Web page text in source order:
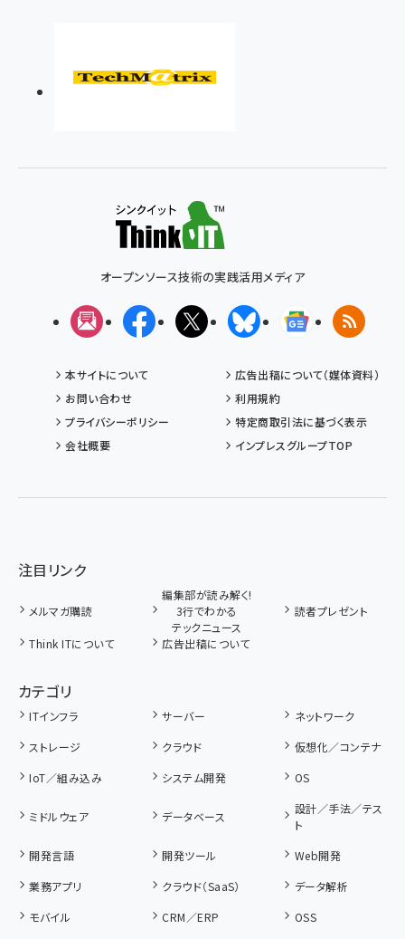
オープンソース技術の実践活用メディア
メルマガFacebookX(エックス)BlueskyGoogleニュ
RSS
本サイトについて
広告出稿について（媒体資料）
お問い合わせ
利用規約
プライバシーポリシー
特定商取引法に基づく表示
会社概要
インプレスグループTOP
注目リンク
メルマガ購読
編集部が読み解く!
3行でわかる
テックニュース
読者プレゼント
Think ITについて 広告出稿について
カテゴリ
ITインフラ サーバー
ネットワーク
ストレージ
クラウド
仮想化／コンテナ
IoT／組み込み
システム開発 OS
ミドルウェア データベース
設計／手法／テス
ト
開発言語
開発ツール
Web開発
業務アプリ
クラウド（SaaS）
データ解析
モバイル
CRM／ERP OSS